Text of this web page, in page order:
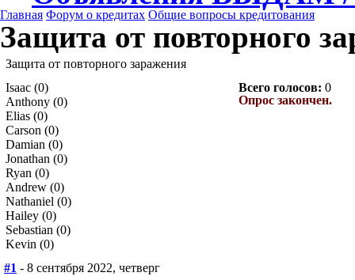
Главная Форум о кредитах Общие вопросы кредитования
Защита от повторного
Защита от повторного заражения
Isaac (0)
Anthony (0)
Elias (0)
Carson (0)
Damian (0)
Jonathan (0)
Ryan (0)
Andrew (0)
Nathaniel (0)
Hailey (0)
Sebastian (0)
Kevin (0)
Всего голосов: 0
Опрос закончен.
#1 - 8 сентября 2022, четверг